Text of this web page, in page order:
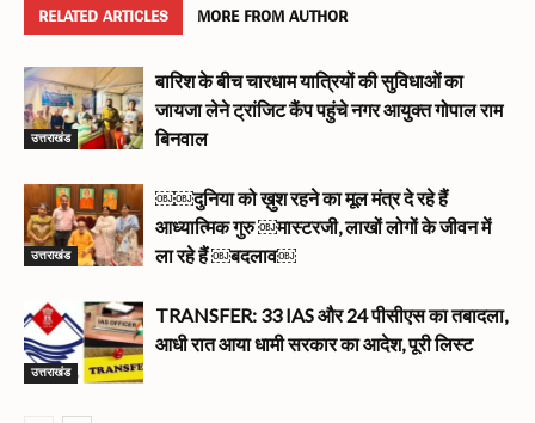
RELATED ARTICLES MORE FROM AUTHOR
उत्तराखंड
बारिश के बीच चारधाम यात्रियों की सुविधाओं का
जायजा लेने ट्रांजिट कैंप पहुंचे नगर आयुक्त गोपाल राम
बिनवाल
उत्तराखंड
￼￼दुनिया को ख़ुश रहने का मूल मंत्र दे रहे हैं
आध्यात्मिक गुरु ￼मास्टरजी, लाखों लोगों के जीवन में
ला रहे हैं ￼बदलाव￼
उत्तराखंड
TRANSFER: 33 IAS और 24 पीसीएस का तबादला,
आधी रात आया धामी सरकार का आदेश, पूरी लिस्ट